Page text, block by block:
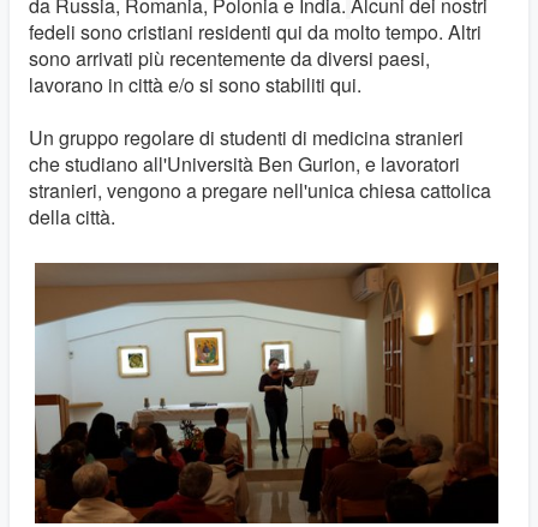
fedeli sono cristiani residenti qui da molto tempo. Altri
sono arrivati più recentemente da diversi paesi,
lavorano in città e/o si sono stabiliti qui.
Un gruppo regolare di studenti di medicina stranieri
che studiano all'Università Ben Gurion, e lavoratori
stranieri, vengono a pregare nell'unica chiesa cattolica
della città.